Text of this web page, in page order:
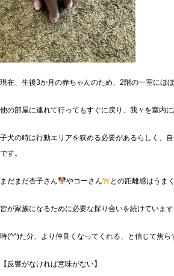
現在、生後3か月の赤ちゃんのため、2階の一室にほぼ
他の部屋に連れて行ってもすぐに戻り、我々を室内に
子犬の時は行動エリアを狭める必要があるらしく、
です。
まだまだ杏子さん やコーさん との距離感はうま
皆が家族になるために必要な探り合いを続けていま
時(^^)た分、より仲良くなってくれる、と信じて焦ら
【反響がなければ意味がない】